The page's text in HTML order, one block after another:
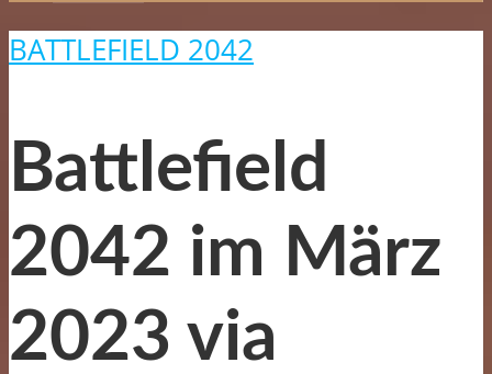
BATTLEFIELD 2042
Battlefield
2042 im März
2023 via